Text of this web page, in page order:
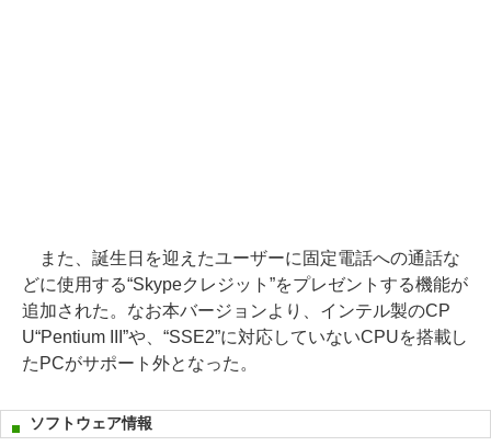
また、誕生日を迎えたユーザーに固定電話への通話な
どに使用する“Skypeクレジット”をプレゼントする機能が
追加された。なお本バージョンより、インテル製のCP
U“Pentium III”や、“SSE2”に対応していないCPUを搭載し
たPCがサポート外となった。
ソフトウェア情報